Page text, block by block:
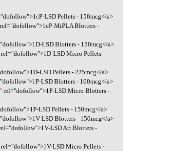
LSD Pellets - 150mcg</a>
rel="dofollow">1cP-MiPLA Blotters -
LSD Blotters - 150mcg</a>
rel="dofollow">1D-LSD Micro Pellets -
LSD Pellets - 225mcg</a>
LSD Blotters - 100mcg</a>
rel="dofollow">1P-LSD Micro Blotters -
LSD Pellets - 150mcg</a>
LSD Blotters - 150mcg</a>
LSD Art Blotters -
rel="dofollow">1V-LSD Micro Pellets -